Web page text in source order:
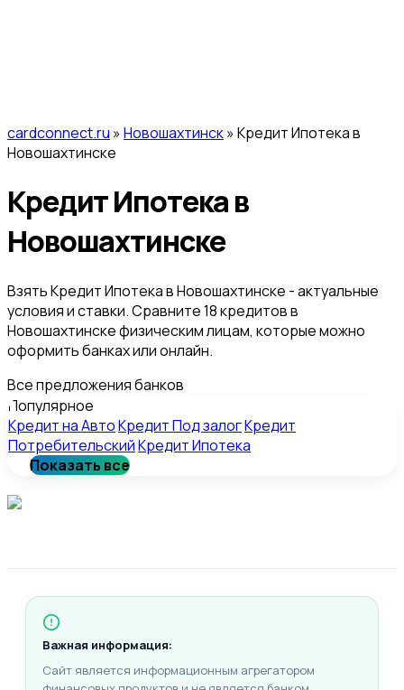
cardconnect.ru »Новошахтинск» Кредит Ипотека в
Новошахтинске
Кредит Ипотека в
Новошахтинске
Взять Кредит Ипотека в Новошахтинске - актуальные
условия и ставки. Сравните 18 кредитов в
Новошахтинске физическим лицам, которые можно
оформить банках или онлайн.
Все предложения банков
Популярное
Кредит на АвтоКредит Под залогКредит
ПотребительскийКредит Ипотека
Показать все
Важная информация:
Сайт является информационным агрегатором